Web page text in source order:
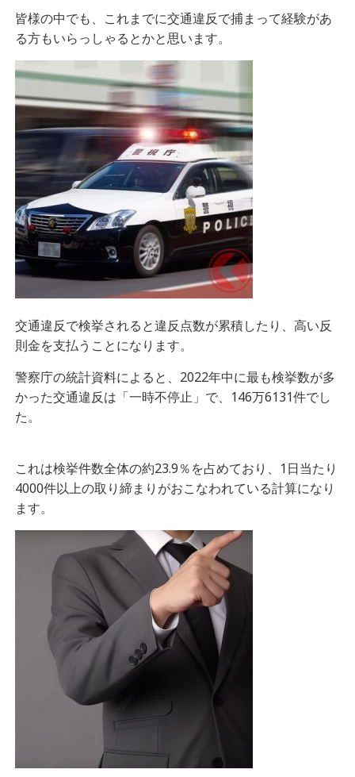
皆様の中でも、これまでに交通違反で捕まって経験があ
る方もいらっしゃるとかと思います。
交通違反で検挙されると違反点数が累積したり、高い反
則金を支払うことになります。
警察庁の統計資料によると、2022年中に最も検挙数が多
かった交通違反は「一時不停止」で、146万6131件でし
た。
これは検挙件数全体の約23.9％を占めており、1日当たり
4000件以上の取り締まりがおこなわれている計算になり
ます。